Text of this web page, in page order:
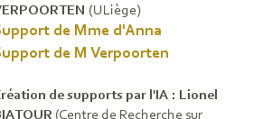
(ULiège)
de Mme d'Anna
de M Verpoorten
de supports par l'IA : Lionel
(Centre de Recherche sur